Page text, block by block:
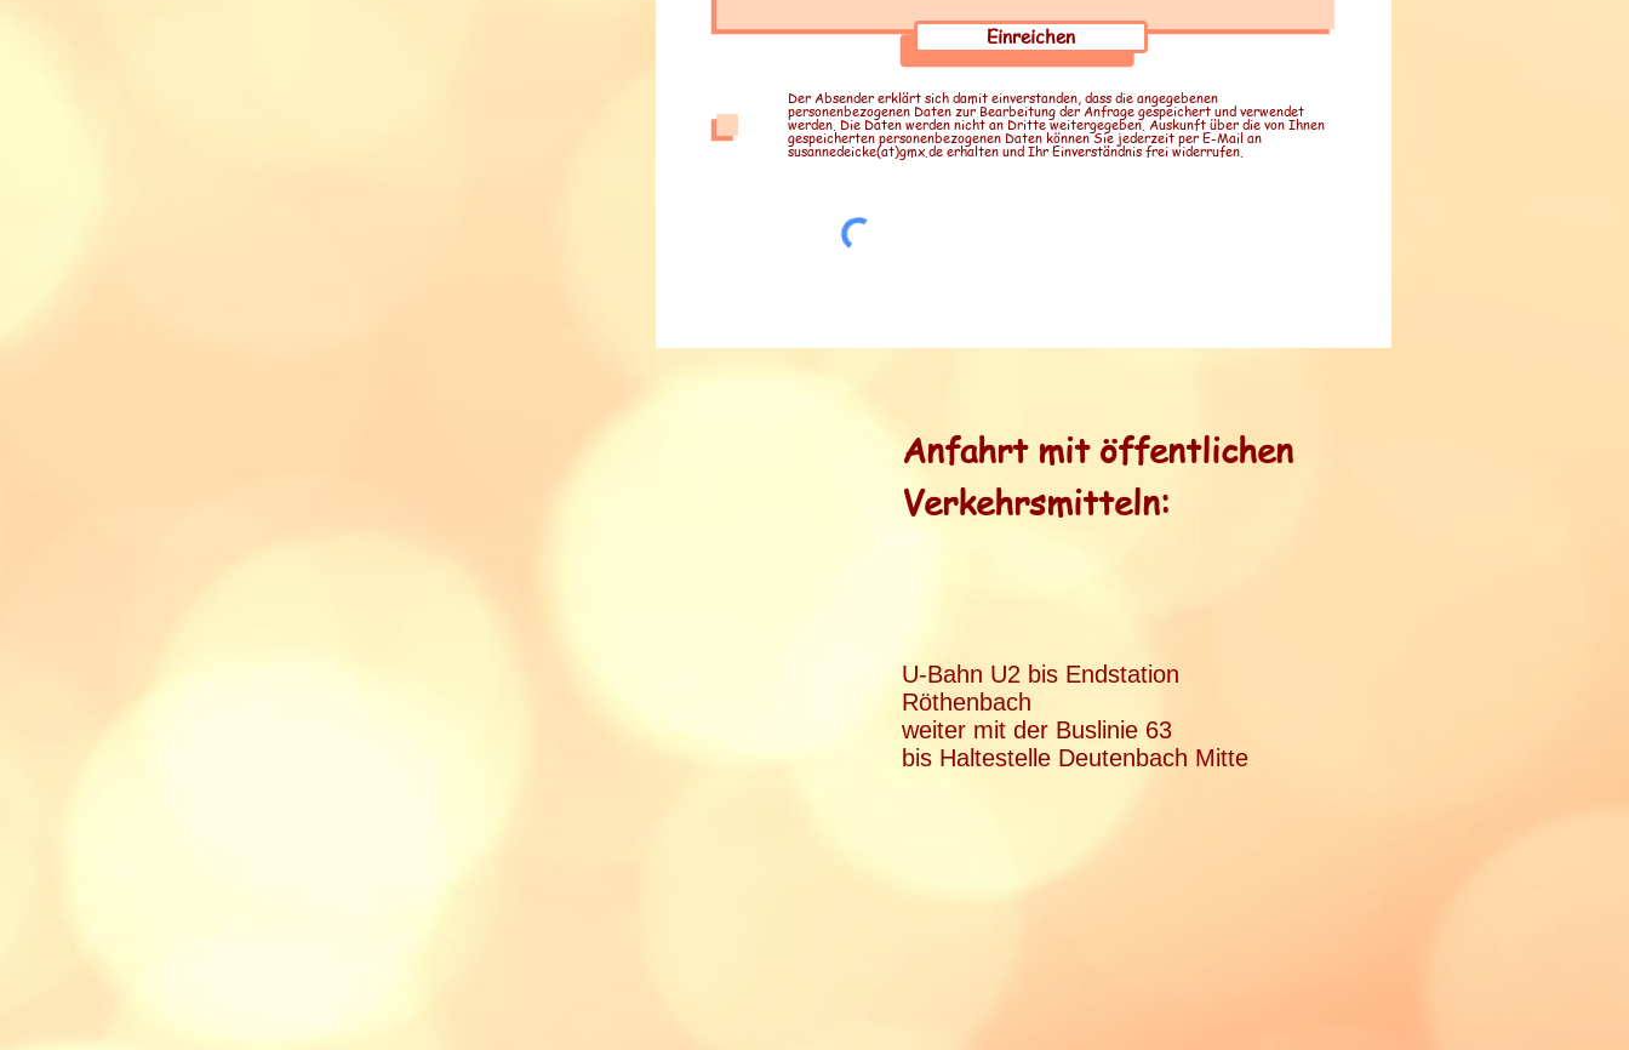
Einreichen
Der Absender erklärt sich damit einverstanden, dass die angegebenen
personenbezogenen Daten zur Bearbeitung der Anfrage gespeichert und verwendet
werden. Die Daten werden nicht an Dritte weitergegeben. Auskunft über die von Ihnen
gespeicherten personenbezogenen Daten können Sie jederzeit per E-Mail an
susannedeicke(at)gmx.de erhalten und Ihr Einverständnis frei widerrufen.
Anfahrt mit öffentlichen
Verkehrsmitteln:
U-Bahn U2 bis Endstation
Röthenbach
weiter mit der Buslinie 63
bis Haltestelle Deutenbach Mitte